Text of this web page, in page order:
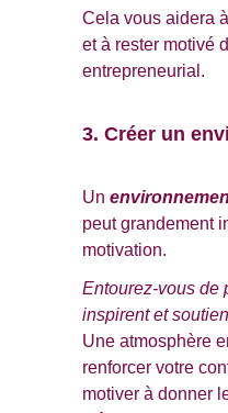
Cela vous aidera
et à rester motivé
entrepreneurial.
3. Créer un
Un
peut grandement
motivation.
Entourez-vous de
inspirent et
Une atmosphère
renforcer votre
motiver à donner